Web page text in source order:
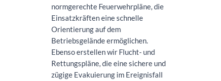
normgerechte Feuerwehrpläne, die
Einsatzkräften eine schnelle
Orientierung auf dem
Betriebsgelände ermöglichen.
Ebenso erstellen wir Flucht- und
Rettungspläne, die eine sichere und
zügige Evakuierung im Ereignisfall